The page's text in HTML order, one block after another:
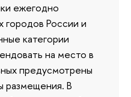
ежегодно
городов России и
категории
на место в
предусмотрены
размещения. В